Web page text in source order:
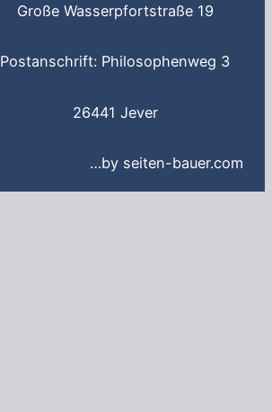
Große Wasserpfortstraße 19
Postanschrift: Philosophenweg 3
26441 Jever
…by seiten-bauer.com